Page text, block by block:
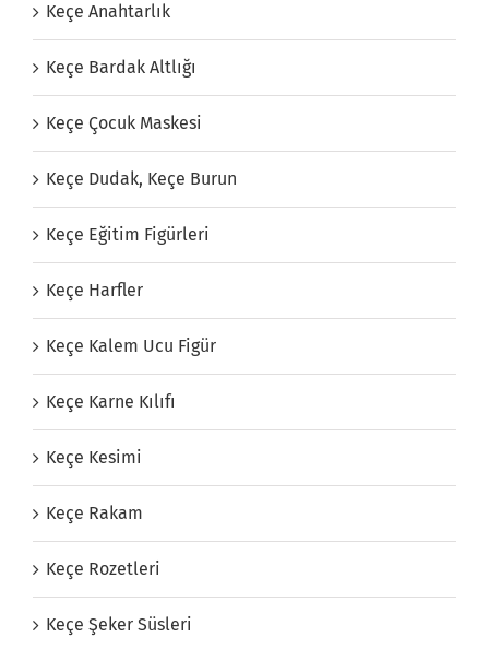
Keçe Anahtarlık
Keçe Bardak Altlığı
Keçe Çocuk Maskesi
Keçe Dudak, Keçe Burun
Keçe Eğitim Figürleri
Keçe Harfler
Keçe Kalem Ucu Figür
Keçe Karne Kılıfı
Keçe Kesimi
Keçe Rakam
Keçe Rozetleri
Keçe Şeker Süsleri